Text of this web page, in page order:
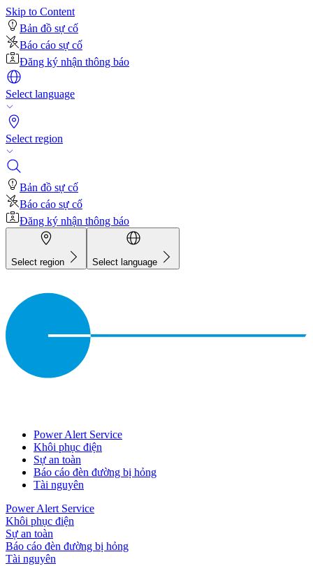
Skip to Content
Bản đồ sự cố
Báo cáo sự cố
Đăng ký nhận thông báo
Select language
Select region
Bản đồ sự cố
Báo cáo sự cố
Đăng ký nhận thông báo
Select region Select language
Power Alert Service
Khôi phục điện
Sự an toàn
Báo cáo đèn đường bị hỏng
Tài nguyên
Power Alert Service
Khôi phục điện
Sự an toàn
Báo cáo đèn đường bị hỏng
Tài nguyên